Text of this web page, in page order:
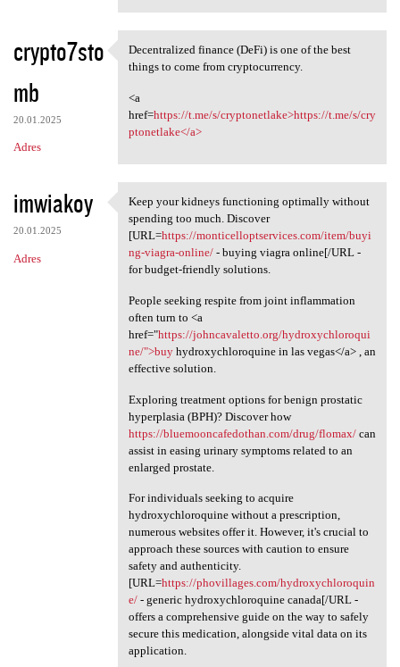
crypto7sto
mb
20.01.2025
Adres
Decentralized finance (DeFi)
Decentralized finance (DeFi) is one of the best
things to come from cryptocurrency.
<a
href=https://t.me/s/cryptonetlake>https://t.me/s/cry
ptonetlake</a>
imwiakoy
20.01.2025
Adres
Keep your kidneys functioning
Keep your kidneys functioning optimally without
spending too much. Discover
[URL=https://monticelloptservices.com/item/buyi
ng-viagra-online/- buying viagra online[/URL -
for budget-friendly solutions.
People seeking respite from joint inflammation
often turn to <a
href="https://johncavaletto.org/hydroxychloroqui
ne/">buyhydroxychloroquine in las vegas</a> , an
effective solution.
Exploring treatment options for benign prostatic
hyperplasia (BPH)? Discover how
https://bluemooncafedothan.com/drug/flomax/can
assist in easing urinary symptoms related to an
enlarged prostate.
For individuals seeking to acquire
hydroxychloroquine without a prescription,
numerous websites offer it. However, it's crucial to
approach these sources with caution to ensure
safety and authenticity.
[URL=https://phovillages.com/hydroxychloroquin
e/- generic hydroxychloroquine canada[/URL -
offers a comprehensive guide on the way to safely
secure this medication, alongside vital data on its
application.